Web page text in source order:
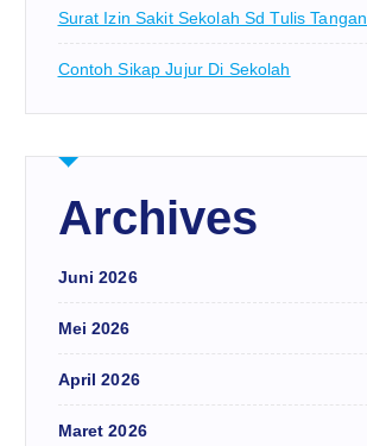
Surat Izin Sakit Sekolah Sd Tulis Tangan
Contoh Sikap Jujur Di Sekolah
Archives
Juni 2026
Mei 2026
April 2026
Maret 2026